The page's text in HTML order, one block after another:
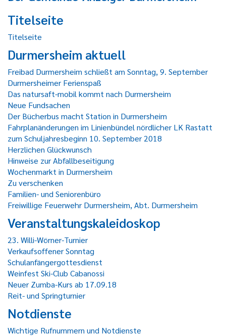
Titelseite
Titelseite
Durmersheim aktuell
Freibad Durmersheim schließt am Sonntag, 9. September
Durmersheimer Ferienspaß
Das natursaft-mobil kommt nach Durmersheim
Neue Fundsachen
Der Bücherbus macht Station in Durmersheim
Fahrplanänderungen im Linienbündel nördlicher LK Rastatt
zum Schuljahresbeginn 10. September 2018
Herzlichen Glückwunsch
Hinweise zur Abfallbeseitigung
Wochenmarkt in Durmersheim
Zu verschenken
Familien- und Seniorenbüro
Freiwillige Feuerwehr Durmersheim, Abt. Durmersheim
Veranstaltungskaleidoskop
23. Willi-Wörner-Turnier
Verkaufsoffener Sonntag
Schulanfängergottesdienst
Weinfest Ski-Club Cabanossi
Neuer Zumba-Kurs ab 17.09.18
Reit- und Springturnier
Notdienste
Wichtige Rufnummern und Notdienste